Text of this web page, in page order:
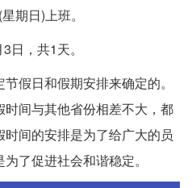
期日)上班。
日，共1天。
假日和假期安排来确定的。
间与其他省份相差不大，都
间的安排是为了给广大的员
了促进社会和谐稳定。